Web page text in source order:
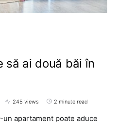
să ai două băi în
245 views 2 minute read
apartament poate aduce